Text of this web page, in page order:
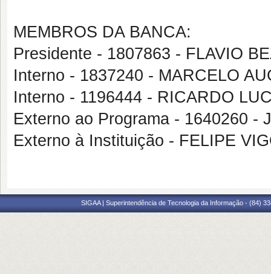
MEMBROS DA BANCA:
Presidente - 1807863 - FLAVIO
Interno - 1837240 - MARCELO
Interno - 1196444 - RICARDO
Externo ao Programa - 1640260 -
Externo à Instituição - FELIPE
SIGAA | Superintendência de Tecnologia da Informação - (84)